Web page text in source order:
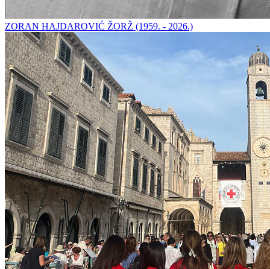
ZORAN HAJDAROVIĆ ŽORŽ (1959. - 2026.)